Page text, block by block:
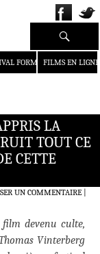
FORMAT COURT
FILMS EN LIGNE
Recherche
LA
TOUT CE
CETTE
UN COMMENTAIRE|
devenu culte,
Vinterberg